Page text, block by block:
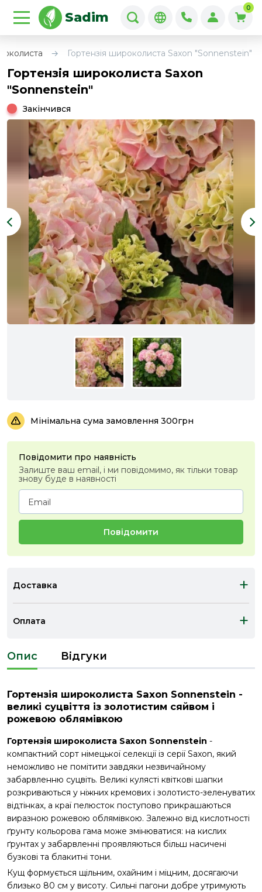
Sadim
0
Гортензія широколиста Saxon "Sonnenstein"
Гортензія широколиста Saxon
"Sonnenstein"
Закінчився
Мінімальна сума замовлення 300грн
Повідомити про наявність
Залиште ваш email, і ми повідомимо, як тільки товар
знову буде в наявності
Повідомити
Доставка +
Оплата +
Опис Відгуки
Гортензія широколиста Saxon Sonnenstein -
великі суцвіття із золотистим сяйвом і
рожевою облямівкою
Гортензія широколиста Saxon Sonnenstein -
компактний сорт німецької селекції із серії Saxon, який
неможливо не помітити завдяки незвичайному
забарвленню суцвіть. Великі кулясті квіткові шапки
розкриваються у ніжних кремових і золотисто-зеленуватих
відтінках, а краї пелюсток поступово прикрашаються
виразною рожевою облямівкою. Залежно від кислотності
ґрунту кольорова гама може змінюватися: на кислих
ґрунтах у забарвленні проявляються більш насичені
бузкові та блакитні тони.
Кущ формується щільним, охайним і міцним, досягаючи
близько 80 см у висоту. Сильні пагони добре утримують